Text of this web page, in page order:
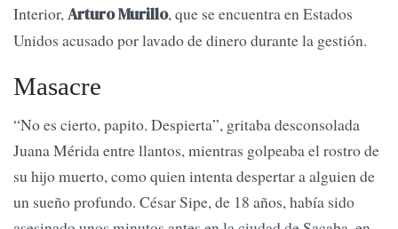
Interior,Arturo Murillo, que se encuentra en Estados
Unidos acusado por lavado de dinero durante la gestión.
Masacre
“No es cierto, papito. Despierta”, gritaba desconsolada
Juana Mérida entre llantos, mientras golpeaba el rostro de
su hijo muerto, como quien intenta despertar a alguien de
un sueño profundo. César Sipe, de 18 años, había sido